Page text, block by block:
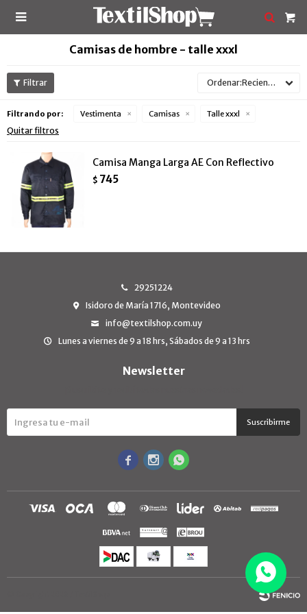

Camisas de hombre - talle xxxl
Recientes
Filtrando por: Vestimenta Camisas Talle xxxl
Quitar filtros
Camisa Manga Larga AE Con Reflectivo
$ 745
29251224
Isidoro de María 1716, Montevideo
info@textilshop.com.uy
Lunes a viernes de 9 a 18 hrs, Sábados de 9 a 13 hrs
Newsletter
Suscribirme
  